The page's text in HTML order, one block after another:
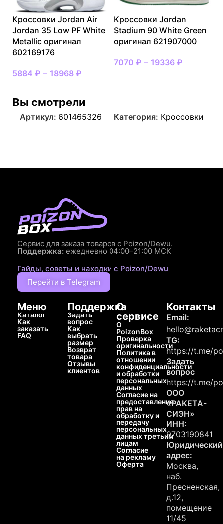
Кроссовки Jordan Air
Jordan 35 Low PF White
Metallic оригинал
602169176
5884 ₽ – 18968 ₽
Кроссовки Jordan
Stadium 90 White Green
оригинал 621907000
7070 ₽ – 19336 ₽
Вы смотрели
Артикул: 601465326 Категория: Кроссовки
Сервис для заказа товаров с Poizon/Dewu.
Поддержка: ежедневно 04:00–21:00 МСК
Гайды, советы и находки с Poizon/Dewu
Перейти в Telegram
Меню
Каталог
Как
заказать
FAQ
Поддержка
Задать
вопрос
Как
выбрать
размер
Возврат
товара
Отзывы
клиентов
О
сервисе
О
PoizonBox
Проверка
оригинальности
Политика в
отношении
конфиденциальности
и обработки
персональных
данных
Согласие на
предоставление
прав на
обработку и
передачу
персональных
данных третьим
лицам
Согласие
на рекламу
Оферта
Контакты
Email:
TG:
https://t.me/
Задать
вопрос
https://t.me/
ООО
«РАКЕТА-
СИЭН»
ИНН:
9703190841
Юридический
адрес:
Москва,
наб.
Пресненская,
д.12,
помещение
11/45